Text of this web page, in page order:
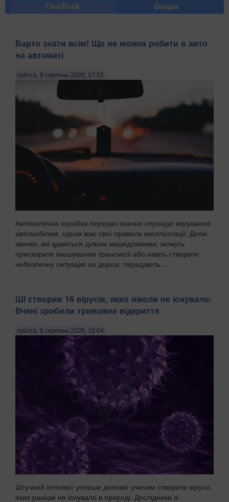
FaceBook Disqus
Варто знати всім! Що не можна робити в авто
на автоматі
субота, 8 серпень 2026, 17:52
Автоматична коробка передач значно спрощує керування
автомобілем, однак має свої правила експлуатації. Деякі
звички, які здаються цілком нешкідливими, можуть
прискорити зношування трансмісії або навіть створити
небезпечну ситуацію на дорозі, передають ...
ШІ створив 16 вірусів, яких ніколи не існувало:
Вчені зробили тривожне відкриття
субота, 8 серпень 2026, 16:04
Штучний інтелект уперше допоміг ученим створити віруси,
яких раніше не існувало в природі. Дослідники зі